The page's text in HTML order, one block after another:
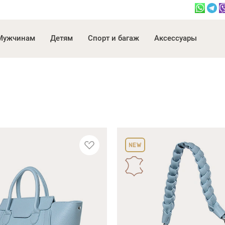
Детям Спорт и багаж Аксессуары